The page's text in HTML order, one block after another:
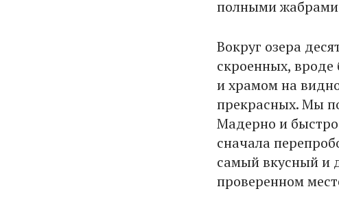
полными жабрами
Вокруг озера
скроенных,
и храмом на
прекрасных. Мы
Мадерно и
сначала
самый вкусный и
проверенном